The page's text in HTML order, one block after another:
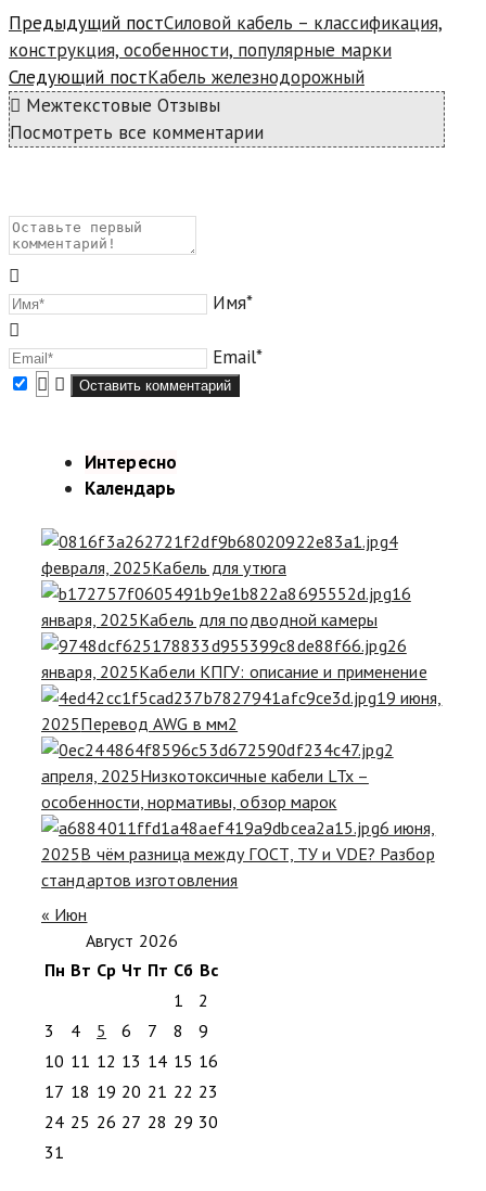
Предыдущий постСиловой кабель – классификация,
конструкция, особенности, популярные марки
Следующий постКабель железнодорожный
Межтекстовые Отзывы
Посмотреть все комментарии
Имя*
Email*
Интересно
Календарь
4
февраля, 2025Кабель для утюга
16
января, 2025Кабель для подводной камеры
26
января, 2025Кабели КПГУ: описание и применение
19 июня,
2025Перевод AWG в мм2
2
апреля, 2025Низкотоксичные кабели LTx –
особенности, нормативы, обзор марок
6 июня,
2025В чём разница между ГОСТ, ТУ и VDE? Разбор
стандартов изготовления
« Июн
Август 2026
Пн Вт Ср Чт Пт Сб Вс
1
2
3
4 5 6 7 8
9
10 11 12 13 14 15 16
17 18 19 20 21 22 23
24 25 26 27 28 29 30
31